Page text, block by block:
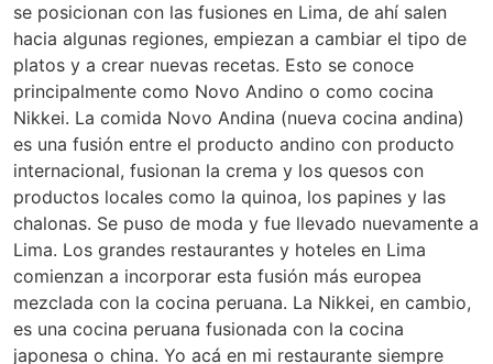
se posicionan con las fusiones en Lima, de ahí salen
hacia algunas regiones, empiezan a cambiar el tipo de
platos y a crear nuevas recetas. Esto se conoce
principalmente como Novo Andino o como cocina
Nikkei. La comida Novo Andina (nueva cocina andina)
es una fusión entre el producto andino con producto
internacional, fusionan la crema y los quesos con
productos locales como la quinoa, los papines y las
chalonas. Se puso de moda y fue llevado nuevamente a
Lima. Los grandes restaurantes y hoteles en Lima
comienzan a incorporar esta fusión más europea
mezclada con la cocina peruana. La Nikkei, en cambio,
es una cocina peruana fusionada con la cocina
japonesa o china. Yo acá en mi restaurante siempre